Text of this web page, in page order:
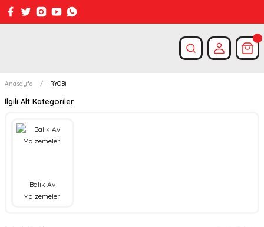
Anasayfa RYOBİ
İlgili Alt Kategoriler
Balık Av
Malzemeleri